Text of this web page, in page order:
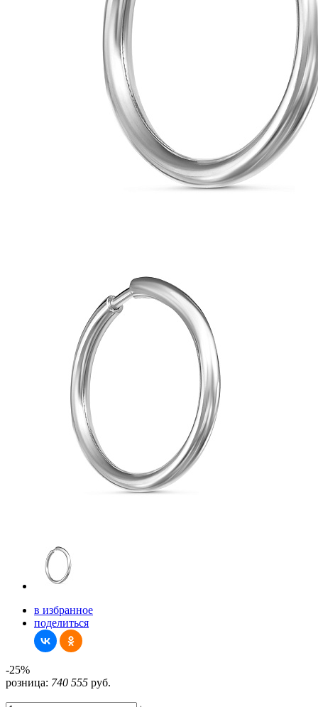
в избранное
поделиться
-25%
розница: 740 555 руб.